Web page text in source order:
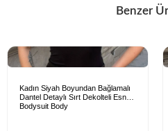
Benzer
Kadın Siyah Boyundan Bağlamalı
Dantel Detaylı Sırt Dekolteli Esnek
Bodysuit Body